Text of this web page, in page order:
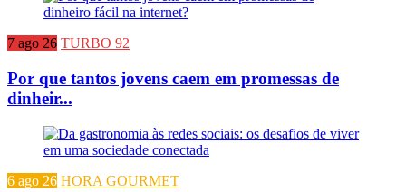
7 ago 26 TURBO 92
Por que tantos jovens caem em promessas de
dinheir...
6 ago 26 HORA GOURMET